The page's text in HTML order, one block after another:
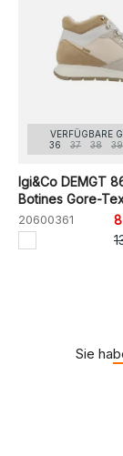
VERFÜGBARE
36
37 38 39
Igi&Co DEMGT
Botines Gore-
20600361
Sie